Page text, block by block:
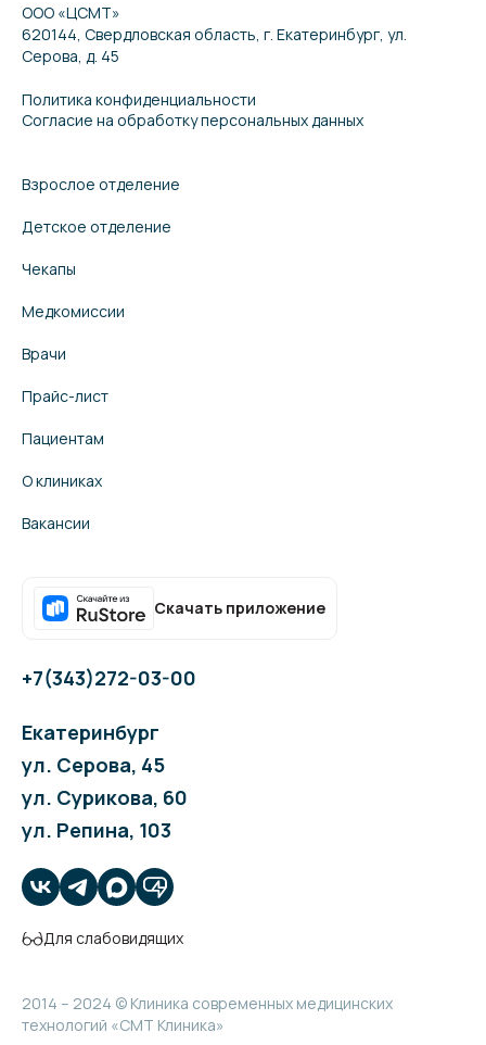
ООО «ЦСМТ»
620144, Свердловская область, г. Екатеринбург, ул.
Серова, д. 45
Политика конфиденциальности
Согласие на обработку персональных данных
Взрослое отделение
Детское отделение
Чекапы
Медкомиссии
Врачи
Прайс-лист
Пациентам
О клиниках
Вакансии
Скачать приложение
+7(343)272-03-00
Екатеринбург
ул. Серова, 45
ул. Сурикова, 60
ул. Репина, 103
Для слабовидящих
2014 – 2024 © Клиника современных медицинских
технологий «СМТ Клиника»